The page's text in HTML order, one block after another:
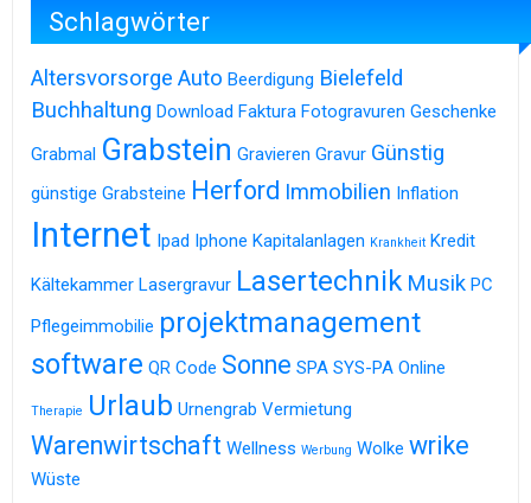
Schlagwörter
Altersvorsorge Auto Beerdigung Bielefeld
Buchhaltung Download Faktura Fotogravuren Geschenke
Grabmal Grabstein Gravieren Gravur Günstig
günstige Grabsteine Herford Immobilien Inflation
Internet Ipad Iphone Kapitalanlagen Krankheit Kredit
Kältekammer Lasergravur Lasertechnik Musik PC
Pflegeimmobilie projektmanagement
software QR Code Sonne SPA SYS-PA Online
Therapie Urlaub Urnengrab Vermietung
Warenwirtschaft Wellness Werbung Wolke wrike
Wüste